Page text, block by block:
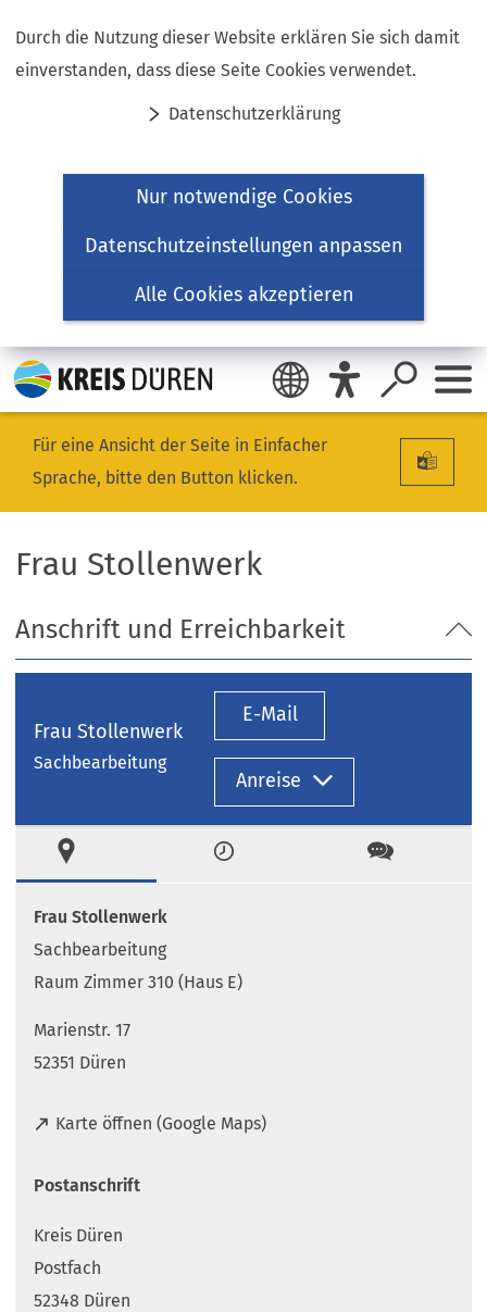
Durch die Nutzung dieser Website erklären Sie sich damit
einverstanden, dass diese Seite Cookies verwendet.
Datenschutzerklärung
Nur notwendige Cookies
Datenschutzeinstellungen anpassen
Alle Cookies akzeptieren
Inhalt anspringen
Für eine Ansicht der Seite in Einfacher
Sprache, bitte den Button klicken.
Frau Stollenwerk
Anschrift und Erreichbarkeit
Frau Stollenwerk
Sachbearbeitung
E-Mail
Anreise
Zeiten Kontakt
Frau Stollenwerk
Sachbearbeitung
Raum Zimmer 310 (Haus E)
Marienstr. 17
52351 Düren
Karte öffnen (Google Maps)
(
f
e
t
i
Postanschrift
Kreis Düren
Postfach
52348 Düren